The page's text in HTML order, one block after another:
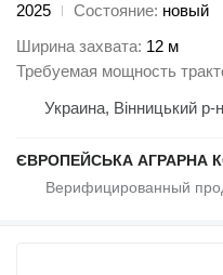
2025
Состояние новый
Ширина захвата 12 м
Требуемая мощность
Украина, Вінницький
ЄВРОПЕЙСЬКА АГРАРНА